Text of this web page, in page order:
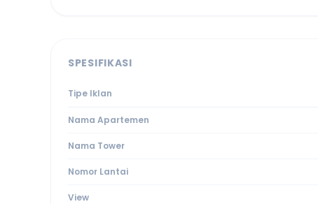
SPESIFIKASI
Tipe Iklan
Nama Apartemen
Nama Tower
Nomor Lantai
View